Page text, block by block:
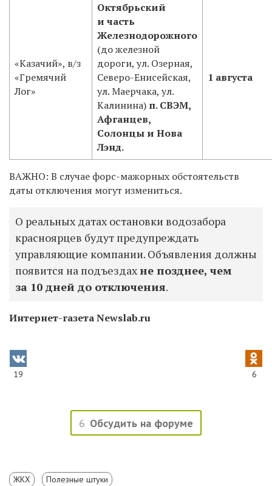
«Казачий», в/з
«Гремячий
Лог»
Октябрьский
и часть
Железнодорожного
(до железной
дороги, ул. Озерная,
Северо-Енисейская,
ул. Маерчака, ул.
Калинина) п. СВЭМ,
Афганцев,
Солонцы и Нова
Лэнд.
1 августа
ВАЖНО: В случае форс-мажорных обстоятельств
даты отключения могут измениться.
О реальных датах остановки водозабора
красноярцев будут предупреждать
управляющие компании. Объявления должны
появится на подъездахне позднее, чем
за 10 дней до отключения.
Интернет-газета Newslab.ru
19 6
6 Обсудить на форуме
ЖКХ Полезные штуки